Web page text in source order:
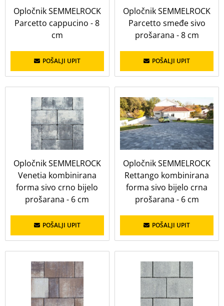
40 cm
Prikaži sve
24,3 cm
60 cm
Prikaži sve
antracit
balzat siva
bazalt siva
bež prošarana
cappuccino
cappucino
crvena
crveno-balzat prošarana
grafit mix
grafitno bijela
grafitno siva
granitno siva
lava crvena
lava siva
naranč-smeđ proš
natura siva
siva
siv-crno proš
sivo bijelo crna prošarana
sivo crno bijela
sivo crno bijelo prošarana
Opločnik SEMMELROCK
Parcetto cappucino - 8
cm
POŠALJI UPIT
Opločnik SEMMELROCK
Parcetto smeđe sivo
prošarana - 8 cm
POŠALJI UPIT
Opločnik SEMMELROCK
Venetia kombinirana
forma sivo crno bijelo
prošarana - 6 cm
POŠALJI UPIT
Opločnik SEMMELROCK
Rettango kombinirana
forma sivo bijelo crna
prošarana - 6 cm
POŠALJI UPIT